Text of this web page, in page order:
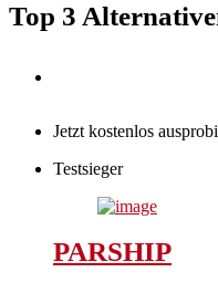
Top 3
Jetzt kostenlos
Testsieger
PARSHIP